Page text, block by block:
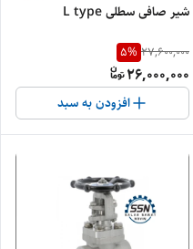
شیر صافی سطلی L type
27,600,000
5%
26,000,000
افزودن به سبد